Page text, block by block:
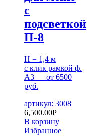
с
подсветкой
П-8
H = 1,4 м
с клик рамкой ф.
A3 — от 6500
руб.
артикул: 3008
6,500.00Р
В корзину
Избранное